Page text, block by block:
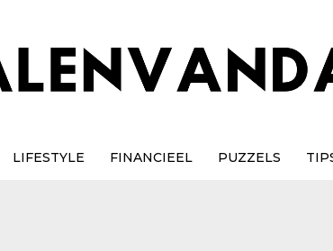
LIFESTYLE FINANCIEEL PUZZELS